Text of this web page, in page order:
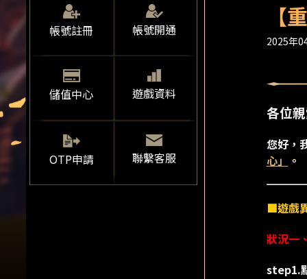
帳號註冊 帳號開通
儲值中心 遊戲資料
OTP申請 聯繫客服
【
2025年
各位
您好，
心」
。
■遊戲
狀況一
step1.